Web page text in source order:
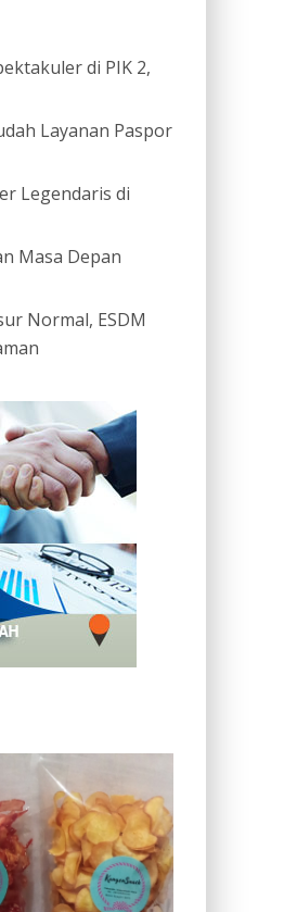
di PIK 2,
Layanan Paspor
Legendaris di
Masa Depan
Normal, ESDM